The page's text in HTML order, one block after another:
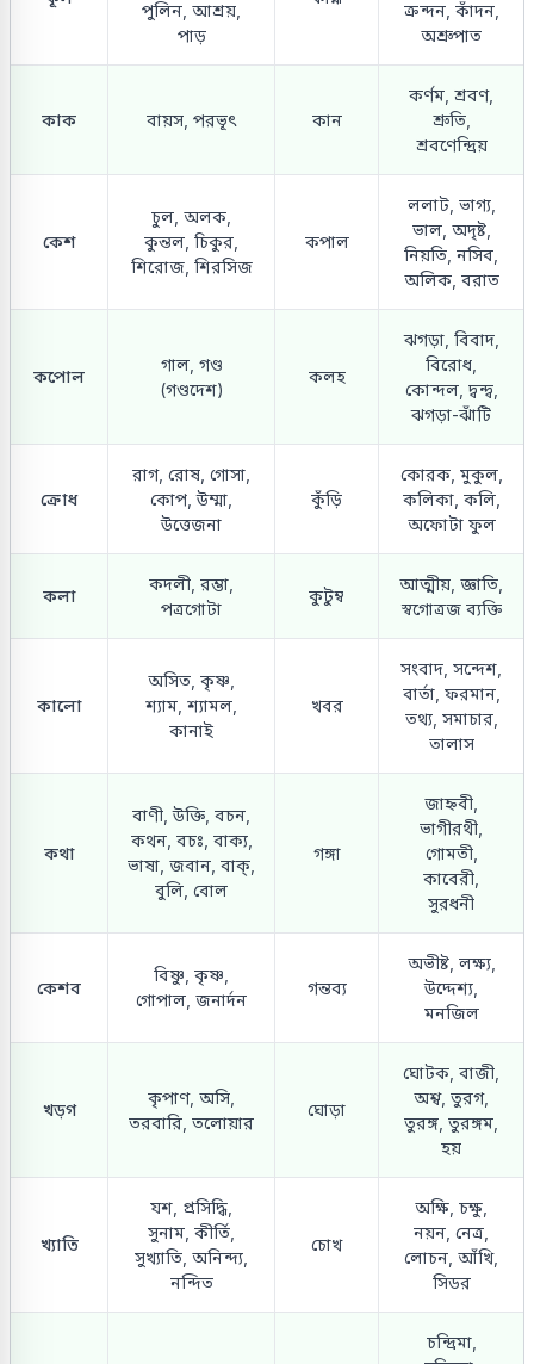
পুলিন, আশ্রয়,
পাড়
ক্রন্দন, কাঁদন,
অশ্রুপাত
কাক বায়স, পরভূৎ কান
কর্ণম, শ্রবণ,
শ্রুতি,
শ্রবণেন্দ্রিয়
কেশ
চুল, অলক,
কুন্তল, চিকুর,
শিরোজ, শিরসিজ
কপাল
ললাট, ভাগ্য,
ভাল, অদৃষ্ট,
নিয়তি, নসিব,
অলিক, বরাত
কপোল
গাল, গণ্ড
(গণ্ডদেশ)
কলহ
ঝগড়া, বিবাদ,
বিরোধ,
কোন্দল, দ্বন্দ্ব,
ঝগড়া-ঝাঁটি
ক্রোধ
রাগ, রোষ, গোসা,
কোপ, উম্মা,
উত্তেজনা
কুঁড়ি
কোরক, মুকুল,
কলিকা, কলি,
অফোটা ফুল
কলা
কদলী, রম্ভা,
পত্রগোটা
কুটুম্ব
আত্মীয়, জ্ঞাতি,
স্বগোত্রজ ব্যক্তি
কালো
অসিত, কৃষ্ণ,
শ্যাম, শ্যামল,
কানাই
খবর
সংবাদ, সন্দেশ,
বার্তা, ফরমান,
তথ্য, সমাচার,
তালাস
কথা
বাণী, উক্তি, বচন,
কথন, বচঃ, বাক্য,
ভাষা, জবান, বাক্,
বুলি, বোল
গঙ্গা
জাহ্নবী,
ভাগীরথী,
গোমতী,
কাবেরী,
সুরধনী
কেশব
বিষ্ণু, কৃষ্ণ,
গোপাল, জনার্দন
গন্তব্য
অভীষ্ট, লক্ষ্য,
উদ্দেশ্য,
মনজিল
খড়গ
কৃপাণ, অসি,
তরবারি, তলোয়ার
ঘোড়া
ঘোটক, বাজী,
অশ্ব, তুরগ,
তুরঙ্গ, তুরঙ্গম,
হয়
খ্যাতি
যশ, প্রসিদ্ধি,
সুনাম, কীর্তি,
সুখ্যাতি, অনিন্দ্য,
নন্দিত
চোখ
অক্ষি, চক্ষু,
নয়ন, নেত্র,
লোচন, আঁখি,
সিডর
চন্দ্রিমা,